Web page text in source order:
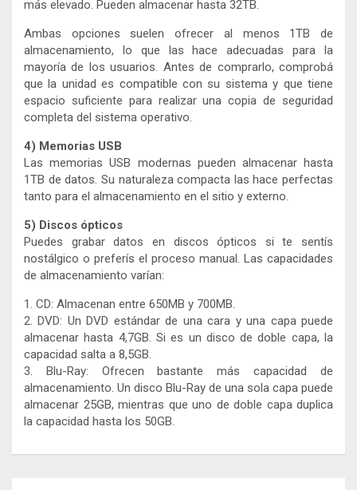
más elevado. Pueden almacenar hasta 32TB.
Ambas opciones suelen ofrecer al menos 1TB de
almacenamiento, lo que las hace adecuadas para la
mayoría de los usuarios. Antes de comprarlo, comprobá
que la unidad es compatible con su sistema y que tiene
espacio suficiente para realizar una copia de seguridad
completa del sistema operativo.
4) Memorias USB
Las memorias USB modernas pueden almacenar hasta
1TB de datos. Su naturaleza compacta las hace perfectas
tanto para el almacenamiento en el sitio y externo.
5) Discos ópticos
Puedes grabar datos en discos ópticos si te sentís
nostálgico o preferís el proceso manual. Las capacidades
de almacenamiento varían:
1. CD: Almacenan entre 650MB y 700MB.
2. DVD: Un DVD estándar de una cara y una capa puede
almacenar hasta 4,7GB. Si es un disco de doble capa, la
capacidad salta a 8,5GB.
3. Blu-Ray: Ofrecen bastante más capacidad de
almacenamiento. Un disco Blu-Ray de una sola capa puede
almacenar 25GB, mientras que uno de doble capa duplica
la capacidad hasta los 50GB.